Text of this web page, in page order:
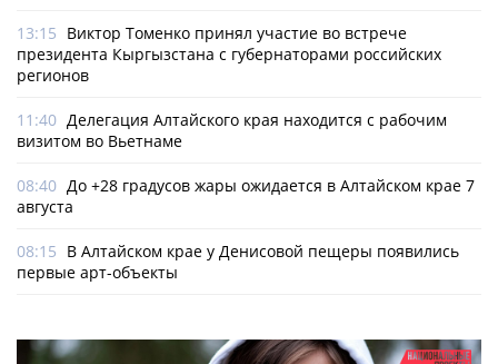
13:15 Виктор Томенко принял участие во встрече
президента Кыргызстана с губернаторами российских
регионов
11:40 Делегация Алтайского края находится с рабочим
визитом во Вьетнаме
08:40 До +28 градусов жары ожидается в Алтайском крае 7
августа
08:15 В Алтайском крае у Денисовой пещеры появились
первые арт-объекты